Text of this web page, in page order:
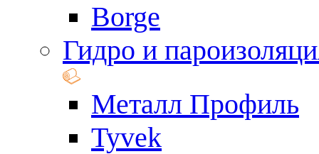
Borge
Гидро и
Металл Профиль
Tyvek